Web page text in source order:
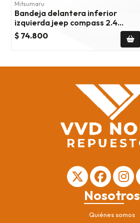
Mitsumaru
Bandeja delantera inferior
izquierda jeep compass 2.4
2007/2017
$ 74.800
Nosotros
Quiénes somos